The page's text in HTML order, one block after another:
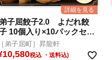
弟子屈餃子2.0 よだれ餃
10個入り×10パックセッ
ト
［弟子屈町］昇龍軒
10,580税込